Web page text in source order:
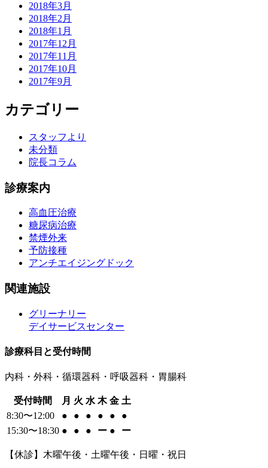
2018年3月
2018年2月
2018年1月
2017年12月
2017年11月
2017年10月
2017年9月
カテゴリー
スタッフより
未分類
院長コラム
診療案内
高血圧治療
糖尿病治療
禁煙外来
予防接種
アンチエイジングドック
関連施設
グリーナリー
デイサービスセンター
診療科目と受付時間
内科・外科・循環器科・呼吸器科・胃腸科
受付時間 月 火 水 木 金 土
8:30〜12:00
● ● ● ● ●
●
15:30〜18:30 ● ● ● ー ● ー
【休診】木曜午後・土曜午後・日曜・祝日